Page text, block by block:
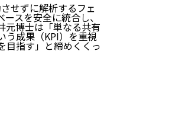
せずに解析するフェ
スを安全に統合し、
元博士は「単なる共有
う成果（KPI）を重視
目指す」と締めくくっ